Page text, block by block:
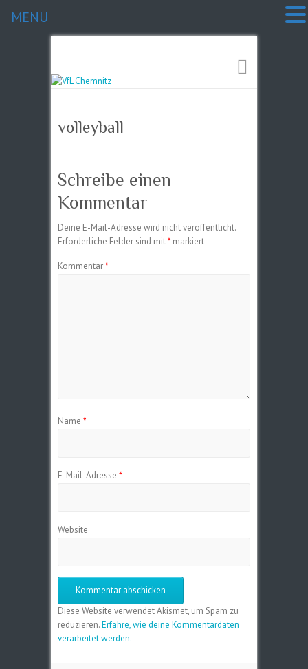
volleyball
Schreibe einen
Kommentar
Deine E-Mail-Adresse wird nicht veröffentlicht.
Erforderliche Felder sind mit* markiert
Kommentar*
Name *
E-Mail-Adresse *
Website
Diese Website verwendet Akismet, um Spam zu
reduzieren.Erfahre, wie deine Kommentardaten
verarbeitet werden.
MENU